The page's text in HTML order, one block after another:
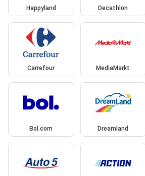
Happyland Decathlon
Carrefour MediaMarkt
Bol.com Dreamland